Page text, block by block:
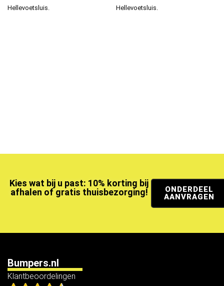
Hellevoetsluis.
Hellevoetsluis.
Kies wat bij u past: 10% korting bij
afhalen of gratis thuisbezorging!
ONDERDEEL
AANVRAGEN
Bumpers.nl
Klantbeoordelingen